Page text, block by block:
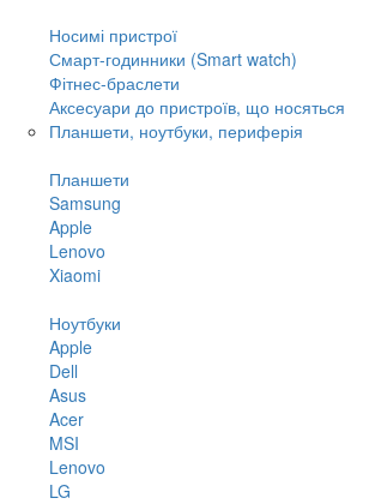
Носимі пристрої
Смарт-годинники (Smart watch)
Фітнес-браслети
Аксесуари до пристроїв, що носяться
Планшети, ноутбуки, периферія
Планшети
Samsung
Apple
Lenovo
Xiaomi
Ноутбуки
Apple
Dell
Asus
Acer
MSI
Lenovo
LG